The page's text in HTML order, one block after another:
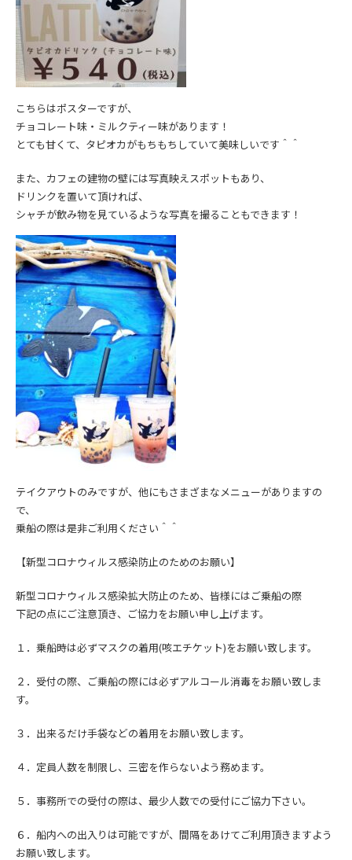
こちらはポスターですが、
チョコレート味・ミルクティー味があります！
とても甘くて、タピオカがもちもちしていて美味しいです＾＾
また、カフェの建物の壁には写真映えスポットもあり、
ドリンクを置いて頂ければ、
シャチが飲み物を見ているような写真を撮ることもできます！
テイクアウトのみですが、他にもさまざまなメニューがありますの
で、
乗船の際は是非ご利用ください＾＾
【新型コロナウィルス感染防止のためのお願い】
新型コロナウィルス感染拡大防止のため、皆様にはご乗船の際
下記の点にご注意頂き、 ご協力をお願い申し上げます。
１．乗船時は必ずマスクの着用(咳エチケット)をお願い致します。
２．受付の際、ご乗船の際には必ずアルコール消毒をお願い致しま
す。
３．出来るだけ手袋などの着用をお願い致します。
４．定員人数を制限し、三密を作らないよう務めます。
５．事務所での受付の際は、最少人数での受付にご協力下さい。
６．船内への出入りは可能ですが、間隔をあけてご利用頂きますよう
お願い致します。